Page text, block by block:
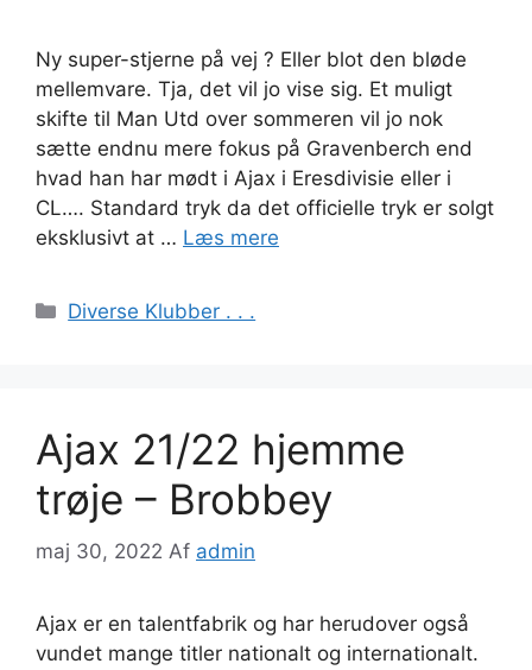
Ny super-stjerne på vej ? Eller blot den bløde
mellemvare. Tja, det vil jo vise sig. Et muligt
skifte til Man Utd over sommeren vil jo nok
sætte endnu mere fokus på Gravenberch end
hvad han har mødt i Ajax i Eresdivisie eller i
CL…. Standard tryk da det officielle tryk er solgt
eksklusivt at … Læs mere
Kategorier
Diverse Klubber . . .
Ajax 21/22 hjemme
trøje – Brobbey
maj 30, 2022 Af admin
Ajax er en talentfabrik og har herudover også
vundet mange titler nationalt og internationalt.